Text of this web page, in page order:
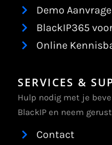
Demo
BlackIP365
Online
SERVICES &
Hulp nodig met je
BlackIP en neem
Contact